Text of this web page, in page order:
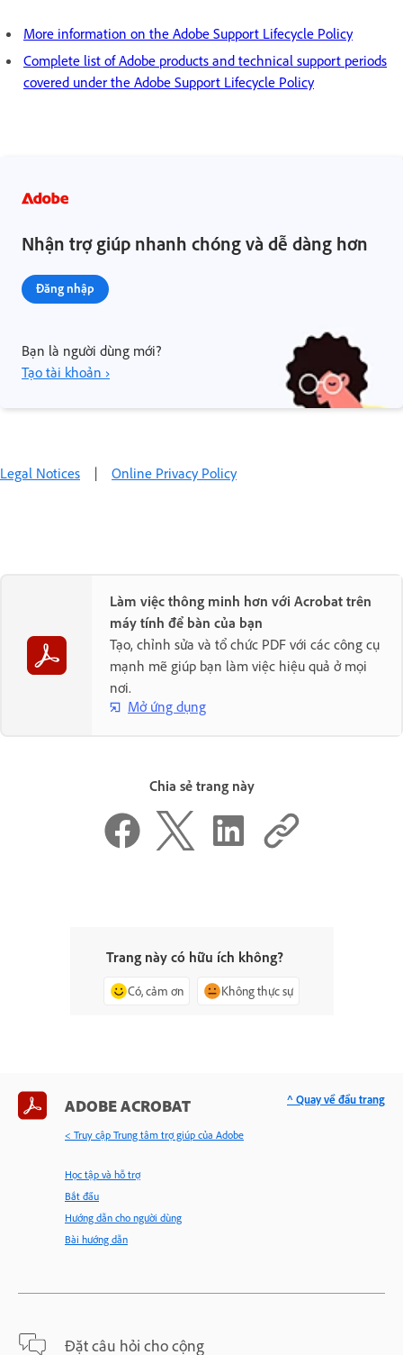
More information on the Adobe Support Lifecycle Policy
Complete list of Adobe products and technical support periods
covered under the Adobe Support Lifecycle Policy
Nhận trợ giúp nhanh chóng và dễ dàng hơn
Đăng nhập
Bạn là người dùng mới?
Tạo tài khoản ›
Legal Notices | Online Privacy Policy
Làm việc thông minh hơn với Acrobat trên
máy tính để bàn của bạn
Tạo, chỉnh sửa và tổ chức PDF với các công cụ
mạnh mẽ giúp bạn làm việc hiệu quả ở mọi
nơi.
Mở ứng dụng
Chia sẻ trang này
Trang này có hữu ích không?
Có, cảm ơn Không thực sự
ADOBE ACROBAT
< Truy cập Trung tâm trợ giúp của Adobe
Học tập và hỗ trợ
Bắt đầu
Hướng dẫn cho người dùng
Bài hướng dẫn
Đặt câu hỏi cho cộng
^ Quay về đầu trang